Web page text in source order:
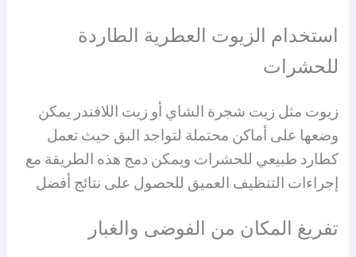
استخدام الزيوت العطرية الطاردة
للحشرات
زيوت مثل زيت شجرة الشاي أو زيت اللافندر يمكن
وضعها على أماكن محتملة لتواجد البق حيث تعمل
كطارد طبيعي للحشرات ويمكن دمج هذه الطريقة مع
إجراءات التنظيف العميق للحصول على نتائج أفضل
تفريغ المكان من الفوضى والغبار